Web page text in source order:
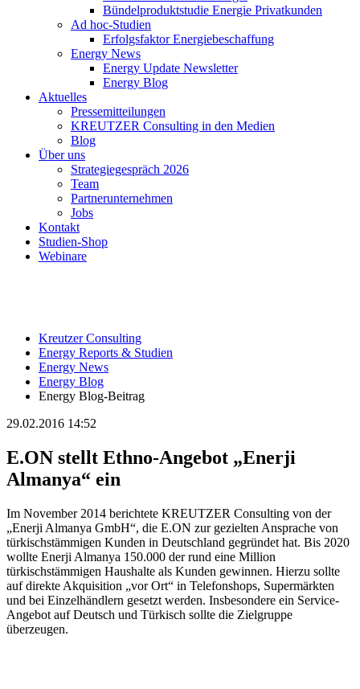
Bündelproduktstudie Energie Privatkunden
Ad hoc-Studien
Erfolgsfaktor Energiebeschaffung
Energy News
Energy Update Newsletter
Energy Blog
Aktuelles
Pressemitteilungen
KREUTZER Consulting in den Medien
Blog
Über uns
Strategiegespräch 2026
Team
Partnerunternehmen
Jobs
Kontakt
Studien-Shop
Webinare
Kreutzer Consulting
Energy Reports & Studien
Energy News
Energy Blog
Energy Blog-Beitrag
29.02.2016 14:52
E.ON stellt Ethno-Angebot „Enerji
Almanya“ ein
Im November 2014 berichtete KREUTZER Consulting von der
„Enerji Almanya GmbH“, die E.ON zur gezielten Ansprache von
türkischstämmigen Kunden in Deutschland gegründet hat. Bis 2020
wollte Enerji Almanya 150.000 der rund eine Million
türkischstämmigen Haushalte als Kunden gewinnen. Hierzu sollte
auf direkte Akquisition „vor Ort“ in Telefonshops, Supermärkten
und bei Einzelhändlern gesetzt werden. Insbesondere ein Service-
Angebot auf Deutsch und Türkisch sollte die Zielgruppe
überzeugen.